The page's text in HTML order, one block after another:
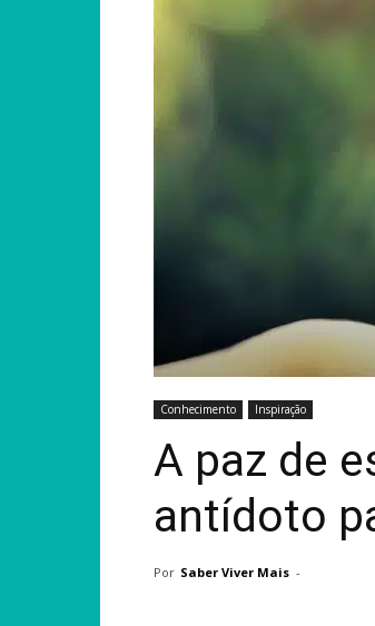
Conhecimento Inspiração
A paz de
antídoto
Por Saber Viver Mais -